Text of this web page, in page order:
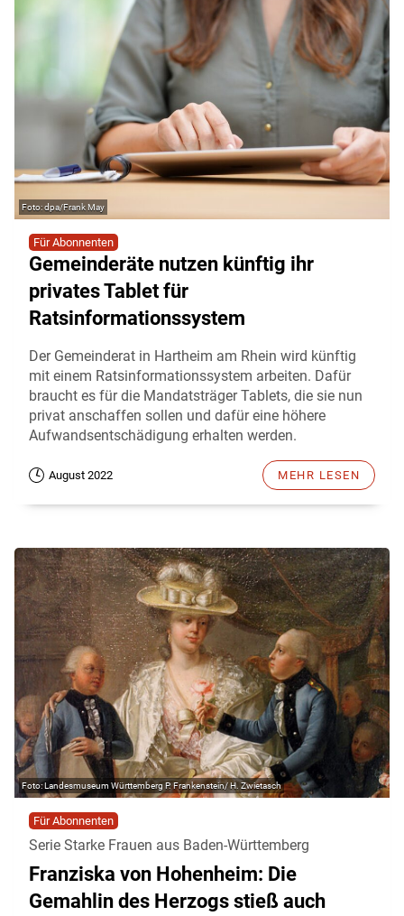
dpa/Frank May
Für Abonnenten
Gemeinderäte nutzen künftig ihr
privates Tablet für
Ratsinformationssystem
Der Gemeinderat in Hartheim am Rhein wird künftig
mit einem Ratsinformationssystem arbeiten. Dafür
braucht es für die Mandatsträger Tablets, die sie nun
privat anschaffen sollen und dafür eine höhere
Aufwandsentschädigung erhalten werden.
August 2022 MEHR LESEN
Landesmuseum Württemberg P. Frankenstein/ H. Zwietasch
Für Abonnenten
Serie Starke Frauen aus Baden-Württemberg
Franziska von Hohenheim: Die
Gemahlin des Herzogs stieß auch